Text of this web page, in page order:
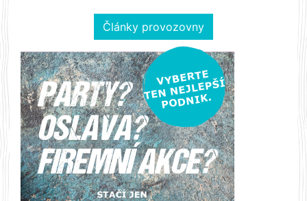
Články provozovny